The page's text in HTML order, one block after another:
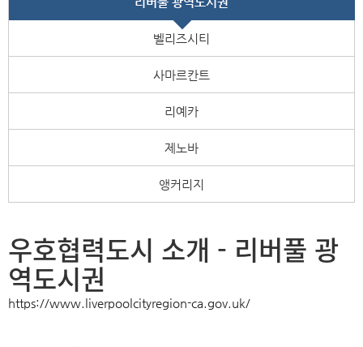
벨리즈시티
사마르칸트
리예카
제노바
앵커리지
우호협력도시 소개 - 리버풀 광
역도시권
https://www.liverpoolcityregion-ca.gov.uk/